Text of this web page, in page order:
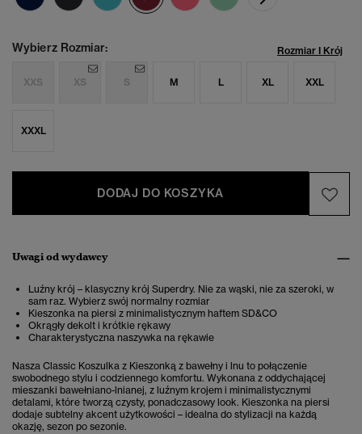
Wybierz Rozmiar: Rozmiar I Krój
XXS XS S M L XL XXL
XXXL
DODAJ DO KOSZYKA
Uwagi od wydawcy
Luźny krój – klasyczny krój Superdry. Nie za wąski, nie za szeroki, w
sam raz. Wybierz swój normalny rozmiar
Kieszonka na piersi z minimalistycznym haftem SD&CO
Okrągły dekolt i krótkie rękawy
Charakterystyczna naszywka na rękawie
Nasza Classic Koszulka z Kieszonką z bawełny i lnu to połączenie
swobodnego stylu i codziennego komfortu. Wykonana z oddychającej
mieszanki bawełniano-lnianej, z luźnym krojem i minimalistycznymi
detalami, które tworzą czysty, ponadczasowy look. Kieszonka na piersi
dodaje subtelny akcent użytkowości – idealna do stylizacji na każdą
okazję, sezon po sezonie.